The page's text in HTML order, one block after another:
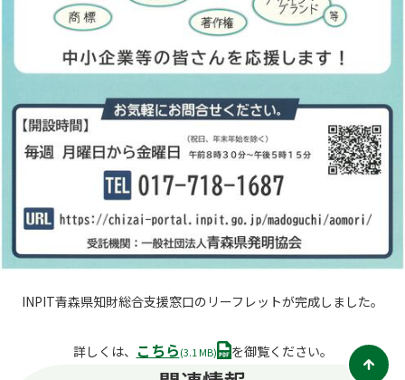
INPIT青森県知財総合支援窓口のリーフレットが完成しました。
詳しくは、 こちら(3.1 MB)P
を御覧ください。